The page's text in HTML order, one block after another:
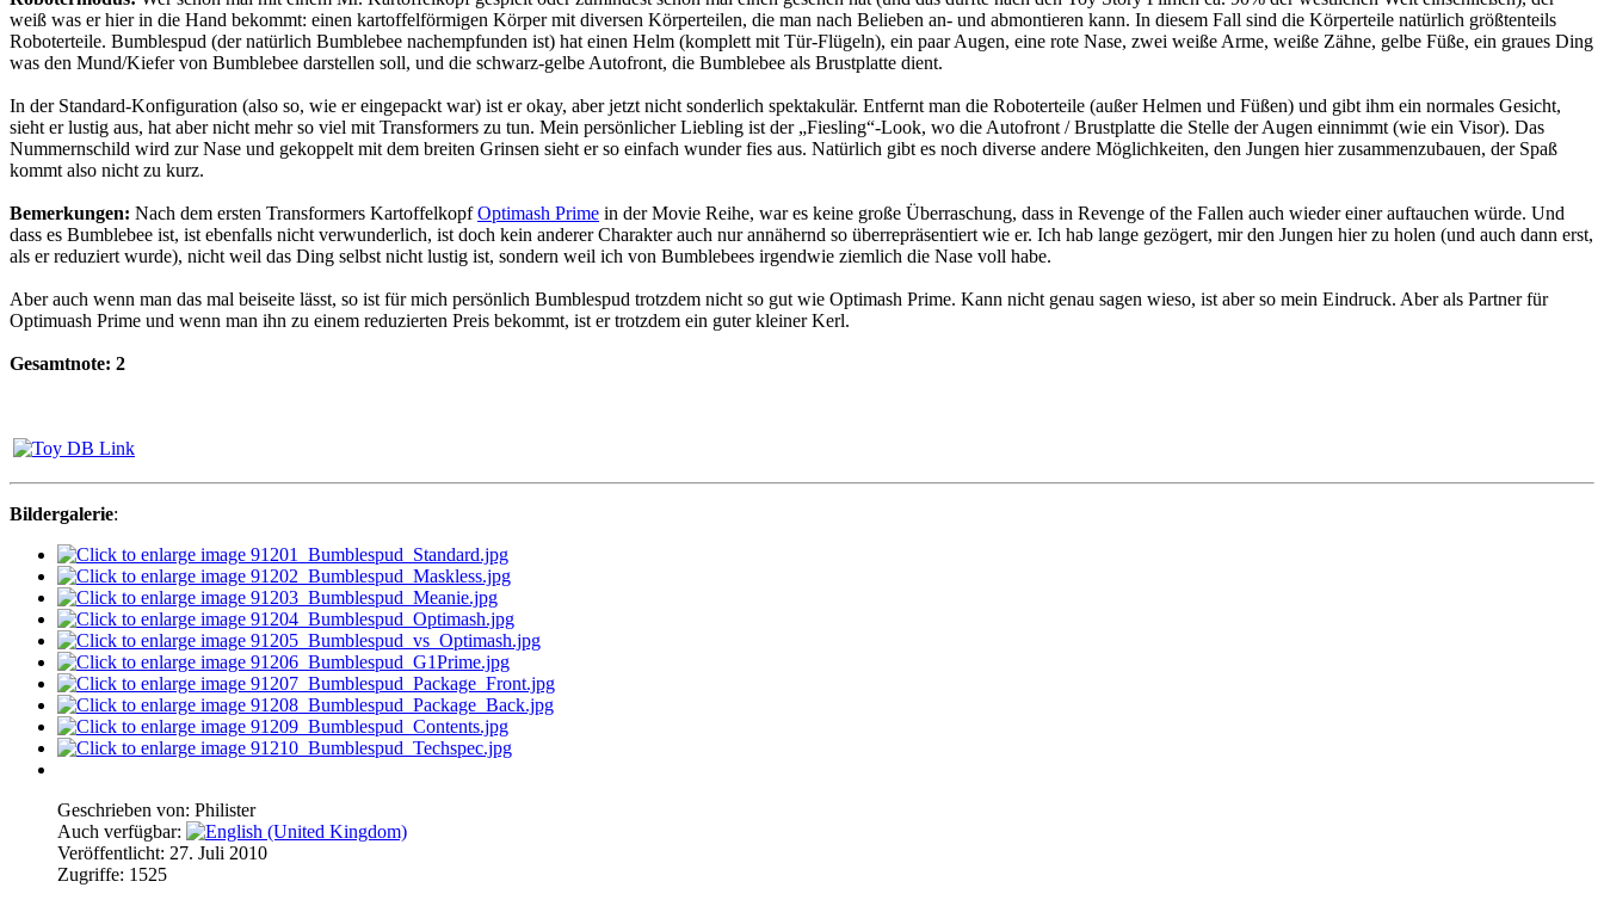
weiß was er hier in die Hand bekommt: einen kartoffelförmigen Körper mit diversen Körperteilen, die man nach Belieben an- und abmontieren kann. In diesem Fall sind die Körperteile natürlich größtenteils
Roboterteile. Bumblespud (der natürlich Bumblebee nachempfunden ist) hat einen Helm (komplett mit Tür-Flügeln), ein paar Augen, eine rote Nase, zwei weiße Arme, weiße Zähne, gelbe Füße, ein graues Ding
was den Mund/Kiefer von Bumblebee darstellen soll, und die schwarz-gelbe Autofront, die Bumblebee als Brustplatte dient.
In der Standard-Konfiguration (also so, wie er eingepackt war) ist er okay, aber jetzt nicht sonderlich spektakulär. Entfernt man die Roboterteile (außer Helmen und Füßen) und gibt ihm ein normales Gesicht,
sieht er lustig aus, hat aber nicht mehr so viel mit Transformers zu tun. Mein persönlicher Liebling ist der „Fiesling“-Look, wo die Autofront / Brustplatte die Stelle der Augen einnimmt (wie ein Visor). Das
Nummernschild wird zur Nase und gekoppelt mit dem breiten Grinsen sieht er so einfach wunder fies aus. Natürlich gibt es noch diverse andere Möglichkeiten, den Jungen hier zusammenzubauen, der Spaß
kommt also nicht zu kurz.
Bemerkungen: Nach dem ersten Transformers KartoffelkopfOptimash Prime in der Movie Reihe, war es keine große Überraschung, dass in Revenge of the Fallen auch wieder einer auftauchen würde. Und
dass es Bumblebee ist, ist ebenfalls nicht verwunderlich, ist doch kein anderer Charakter auch nur annähernd so überrepräsentiert wie er. Ich hab lange gezögert, mir den Jungen hier zu holen (und auch dann erst,
als er reduziert wurde), nicht weil das Ding selbst nicht lustig ist, sondern weil ich von Bumblebees irgendwie ziemlich die Nase voll habe.
Aber auch wenn man das mal beiseite lässt, so ist für mich persönlich Bumblespud trotzdem nicht so gut wie Optimash Prime. Kann nicht genau sagen wieso, ist aber so mein Eindruck. Aber als Partner für
Optimuash Prime und wenn man ihn zu einem reduzierten Preis bekommt, ist er trotzdem ein guter kleiner Kerl.
Gesamtnote: 2
Bildergalerie:
Geschrieben von: Philister
Auch verfügbar:
Veröffentlicht: 27. Juli 2010
Zugriffe: 1525